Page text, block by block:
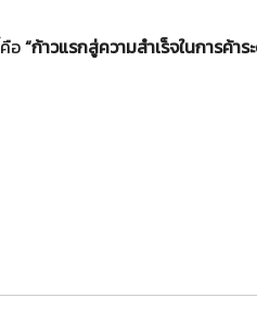
อ“ก้าวแรกสู่ความสำเร็จในการค้า